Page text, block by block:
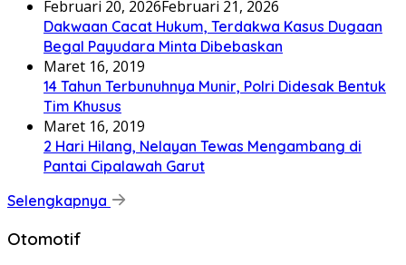
Februari 20, 2026Februari 21, 2026
Dakwaan Cacat Hukum, Terdakwa Kasus Dugaan
Begal Payudara Minta Dibebaskan
Maret 16, 2019
14 Tahun Terbunuhnya Munir, Polri Didesak Bentuk
Tim Khusus
Maret 16, 2019
2 Hari Hilang, Nelayan Tewas Mengambang di
Pantai Cipalawah Garut
Selengkapnya
Otomotif